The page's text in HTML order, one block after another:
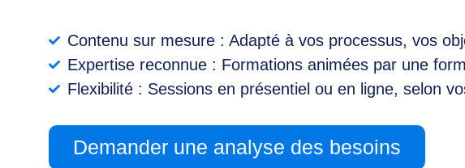
Contenu sur mesure : Adapté à vos processus, vos
Expertise reconnue : Formations animées par une
Flexibilité : Sessions en présentiel ou en ligne, selon
Demander une analyse des besoins